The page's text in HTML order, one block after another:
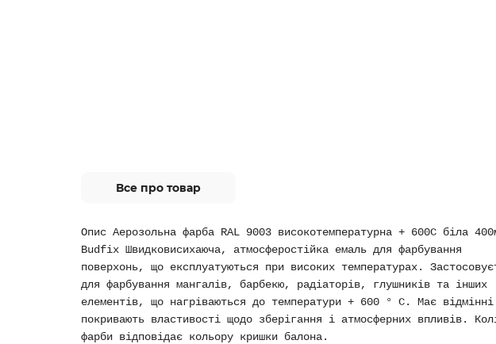
Все про товар
Опис Аерозольна фарба RAL 9003 високотемпературна + 600С біла
Budfix Швидковисихаюча, атмосферостійка емаль для фарбування
поверхонь, що експлуатуються при високих температурах.
для фарбування мангалів, барбекю, радіаторів, глушників та інших
елементів, що нагріваються до температури + 600 ° С. Має відмінні
покривають властивості щодо зберігання і атмосферних впливів.
фарби відповідає кольору кришки балона.